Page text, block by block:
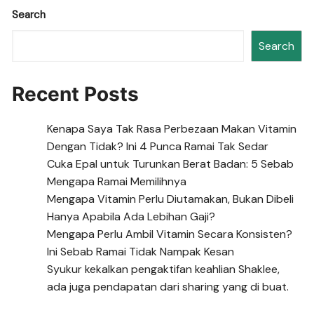
Search
Search
Recent Posts
Kenapa Saya Tak Rasa Perbezaan Makan Vitamin
Dengan Tidak? Ini 4 Punca Ramai Tak Sedar
Cuka Epal untuk Turunkan Berat Badan: 5 Sebab
Mengapa Ramai Memilihnya
Mengapa Vitamin Perlu Diutamakan, Bukan Dibeli
Hanya Apabila Ada Lebihan Gaji?
Mengapa Perlu Ambil Vitamin Secara Konsisten?
Ini Sebab Ramai Tidak Nampak Kesan
Syukur kekalkan pengaktifan keahlian Shaklee,
ada juga pendapatan dari sharing yang di buat.